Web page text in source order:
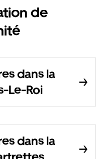
de
dans la
Le-Roi
dans la